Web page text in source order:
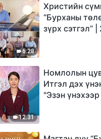
6:28
Христийн
“Бурханы
зүрх сэтгэл”
12:31
Номлолын
Итгэл дэх
"Эзэн үнэхээр